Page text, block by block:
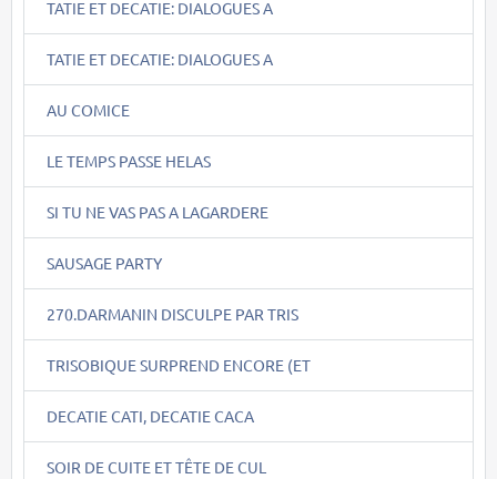
TATIE ET DECATIE: DIALOGUES A
TATIE ET DECATIE: DIALOGUES A
AU COMICE
LE TEMPS PASSE HELAS
SI TU NE VAS PAS A LAGARDERE
SAUSAGE PARTY
270.DARMANIN DISCULPE PAR TRIS
TRISOBIQUE SURPREND ENCORE (ET
DECATIE CATI, DECATIE CACA
SOIR DE CUITE ET TÊTE DE CUL